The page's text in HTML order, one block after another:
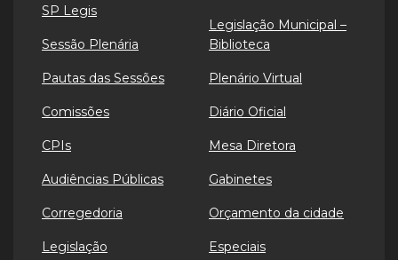
SP Legis
Sessão Plenária
Pautas das Sessões
Comissões
CPIs
Audiências Públicas
Corregedoria
Legislação
Legislação Municipal –
Biblioteca
Plenário Virtual
Diário Oficial
Mesa Diretora
Gabinetes
Orçamento da cidade
Especiais